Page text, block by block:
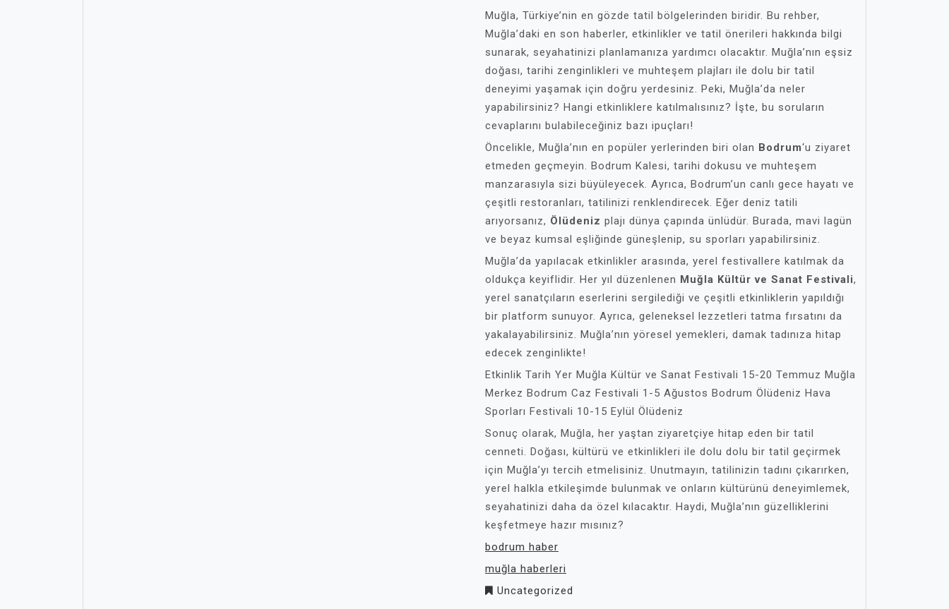
Muğla, Türkiye’nin en gözde tatil bölgelerinden biridir. Bu rehber,
Muğla’daki en son haberler, etkinlikler ve tatil önerileri hakkında bilgi
sunarak, seyahatinizi planlamanıza yardımcı olacaktır. Muğla’nın eşsiz
doğası, tarihi zenginlikleri ve muhteşem plajları ile dolu bir tatil
deneyimi yaşamak için doğru yerdesiniz. Peki, Muğla’da neler
yapabilirsiniz? Hangi etkinliklere katılmalısınız? İşte, bu soruların
cevaplarını bulabileceğiniz bazı ipuçları!
Öncelikle, Muğla’nın en popüler yerlerinden biri olan Bodrum‘u ziyaret
etmeden geçmeyin. Bodrum Kalesi, tarihi dokusu ve muhteşem
manzarasıyla sizi büyüleyecek. Ayrıca, Bodrum’un canlı gece hayatı ve
çeşitli restoranları, tatilinizi renklendirecek. Eğer deniz tatili
arıyorsanız, Ölüdeniz plajı dünya çapında ünlüdür. Burada, mavi lagün
ve beyaz kumsal eşliğinde güneşlenip, su sporları yapabilirsiniz.
Muğla’da yapılacak etkinlikler arasında, yerel festivallere katılmak da
oldukça keyiflidir. Her yıl düzenlenen Muğla Kültür ve Sanat Festivali,
yerel sanatçıların eserlerini sergilediği ve çeşitli etkinliklerin yapıldığı
bir platform sunuyor. Ayrıca, geleneksel lezzetleri tatma fırsatını da
yakalayabilirsiniz. Muğla’nın yöresel yemekleri, damak tadınıza hitap
edecek zenginlikte!
Etkinlik Tarih Yer Muğla Kültür ve Sanat Festivali 15-20 Temmuz Muğla
Merkez Bodrum Caz Festivali 1-5 Ağustos Bodrum Ölüdeniz Hava
Sporları Festivali 10-15 Eylül Ölüdeniz
Sonuç olarak, Muğla, her yaştan ziyaretçiye hitap eden bir tatil
cenneti. Doğası, kültürü ve etkinlikleri ile dolu dolu bir tatil geçirmek
için Muğla’yı tercih etmelisiniz. Unutmayın, tatilinizin tadını çıkarırken,
yerel halkla etkileşimde bulunmak ve onların kültürünü deneyimlemek,
seyahatinizi daha da özel kılacaktır. Haydi, Muğla’nın güzelliklerini
keşfetmeye hazır mısınız?
bodrum haber
muğla haberleri
Uncategorized